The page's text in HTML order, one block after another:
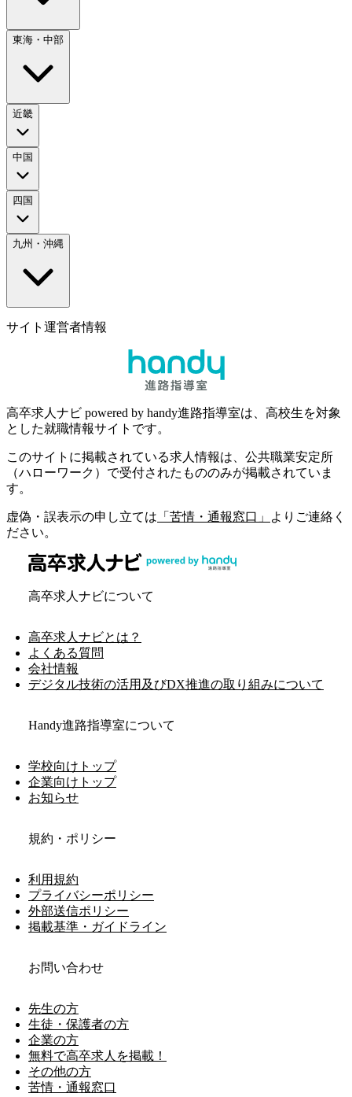
東海・中部
近畿
中国
四国
九州・沖縄
サイト運営者情報
高卒求人ナビ powered by handy進路指導室は、高校生を対象
とした就職情報サイトです。
このサイトに掲載されている求人情報は、公共職業安定所
（ハローワーク）で受付されたもののみが掲載されていま
す。
虚偽・誤表示の申し立ては 「苦情・通報窓口」
よりご連絡く
ださい。
高卒求人ナビについて
高卒求人ナビとは？
よくある質問
会社情報
デジタル技術の活用及びDX推進の取り組みについて
Handy進路指導室について
学校向けトップ
企業向けトップ
お知らせ
規約・ポリシー
利用規約
プライバシーポリシー
外部送信ポリシー
掲載基準・ガイドライン
お問い合わせ
先生の方
生徒・保護者の方
企業の方
無料で高卒求人を掲載！
その他の方
苦情・通報窓口